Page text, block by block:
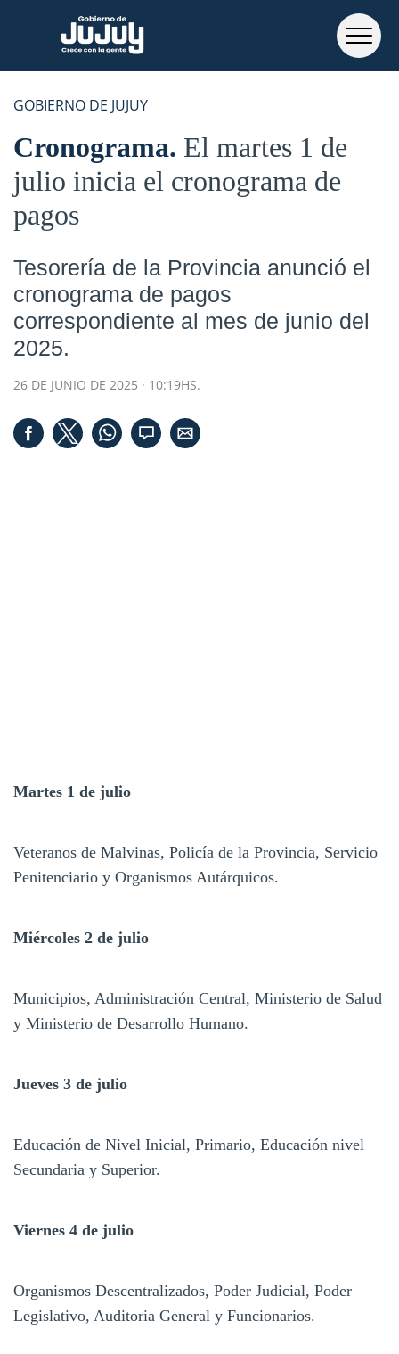
GOBIERNO DE JUJUY
Cronograma El martes 1 de
julio inicia el cronograma de
pagos
Tesorería de la Provincia anunció el
cronograma de pagos
correspondiente al mes de junio del
2025.
26 DE JUNIO DE 2025 · 10:19HS.
Martes 1 de julio
Veteranos de Malvinas, Policía de la Provincia, Servicio
Penitenciario y Organismos Autárquicos.
Miércoles 2 de julio
Municipios, Administración Central, Ministerio de Salud
y Ministerio de Desarrollo Humano.
Jueves 3 de julio
Educación de Nivel Inicial, Primario, Educación nivel
Secundaria y Superior.
Viernes 4 de julio
Organismos Descentralizados, Poder Judicial, Poder
Legislativo, Auditoria General y Funcionarios.